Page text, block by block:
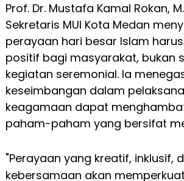
Prof. Dr. Mustafa Kamal Rokan,
Sekretaris MUI Kota Medan
perayaan hari besar Islam
positif bagi masyarakat, bukan
kegiatan seremonial. Ia
keseimbangan dalam
keagamaan dapat
paham-paham yang bersifat
"Perayaan yang kreatif, inklusif,
kebersamaan akan